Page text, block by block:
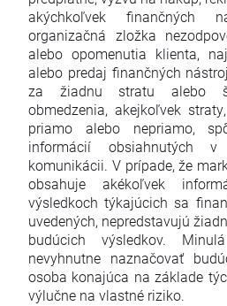
akýchkoľvek finančných
organizačná zložka
alebo opomenutia klienta,
alebo predaj finančných
za žiadnu stratu alebo
obmedzenia, akejkoľvek
priamo alebo nepriamo,
informácií obsiahnutých v
komunikácii. V prípade, že
obsahuje akékoľvek
výsledkoch týkajúcich sa
uvedených, nepredstavujú
budúcich výsledkov.
nevyhnutne naznačovať
osoba konajúca na základe
výlučne na vlastné riziko.